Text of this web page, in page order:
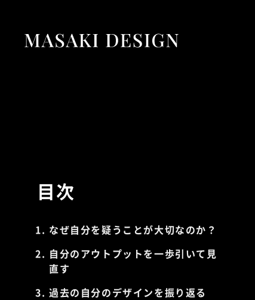
目次
なぜ自分を疑うことが大切なのか？
自分のアウトプットを一歩引いて見
直す
過去の自分のデザインを振り返る